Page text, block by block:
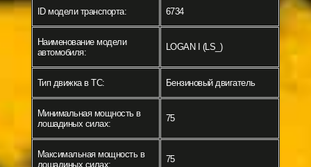
ID модели транспорта: 6734
Наименование модели
автомобиля:
LOGAN I (LS_)
Тип движка в ТС: Бензиновый двигатель
Минимальная мощность в
лошадиных силах:
75
Максимальная мощность в
лошадиных силах:
75